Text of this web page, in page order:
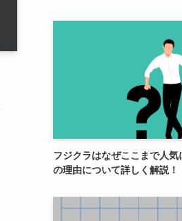
フジクラはなぜここまで人
の理由について詳しく解説！